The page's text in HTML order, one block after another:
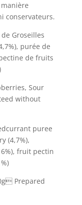
conservateurs.
Groseilles
purée de
de fruits
Sour
without
puree
(4,7%),
fruit pectin
Prepared